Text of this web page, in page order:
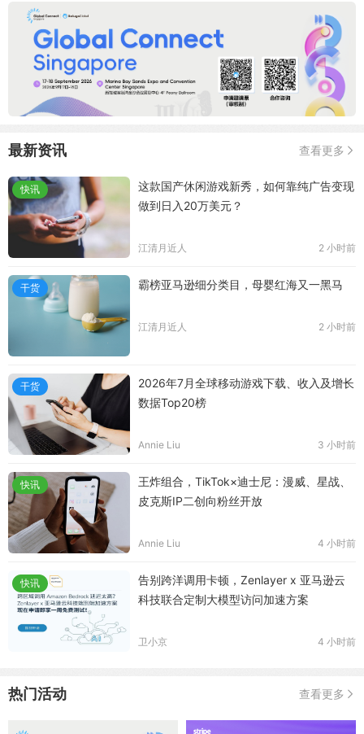
敦煌网 On-Time 项目新增覆盖西班牙、意大利、荷
兰市场
亚马逊 AI 卖家助手新增 Buy Box 诊断功能
马来西亚加强跨境电商监管，Shopee 等承诺配合
最新资讯 查看更多
快讯
这款国产休闲游戏新秀，如何靠纯广告变现
做到日入20万美元？
江清月近人 2 小时前
干货 霸榜亚马逊细分类目，母婴红海又一黑马
江清月近人 2 小时前
干货
2026年7月全球移动游戏下载、收入及增长
数据Top20榜
Annie Liu 3 小时前
快讯
王炸组合，TikTok×迪士尼：漫威、星战、
皮克斯IP二创向粉丝开放
Annie Liu 4 小时前
快讯
告别跨洋调用卡顿，Zenlayer x 亚马逊云
科技联合定制大模型访问加速方案
卫小京 4 小时前
热门活动 查看更多